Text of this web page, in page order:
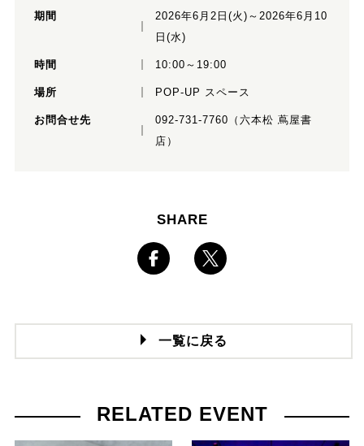
期間
2026年6月2日(火)～2026年6月10
日(水)
時間 10:00～19:00
場所 POP-UP スペース
お問合せ先
092-731-7760（六本松 蔦屋書
店）
SHARE
一覧に戻る
RELATED EVENT